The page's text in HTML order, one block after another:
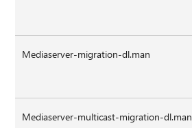
Mediaserver-migration-dl.man
Mediaserver-multicast-migration-dl.man